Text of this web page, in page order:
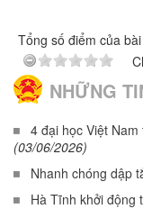
Tổng số điểm của
NHỮNG
4 đại học Việt
(03/06/2026)
Nhanh chóng dập
Hà Tĩnh khởi động